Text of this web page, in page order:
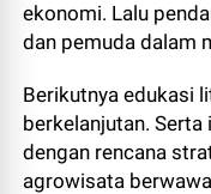
ekonomi. Lalu
dan pemuda dalam
Berikutnya edukasi
berkelanjutan.
dengan rencana
agrowisata